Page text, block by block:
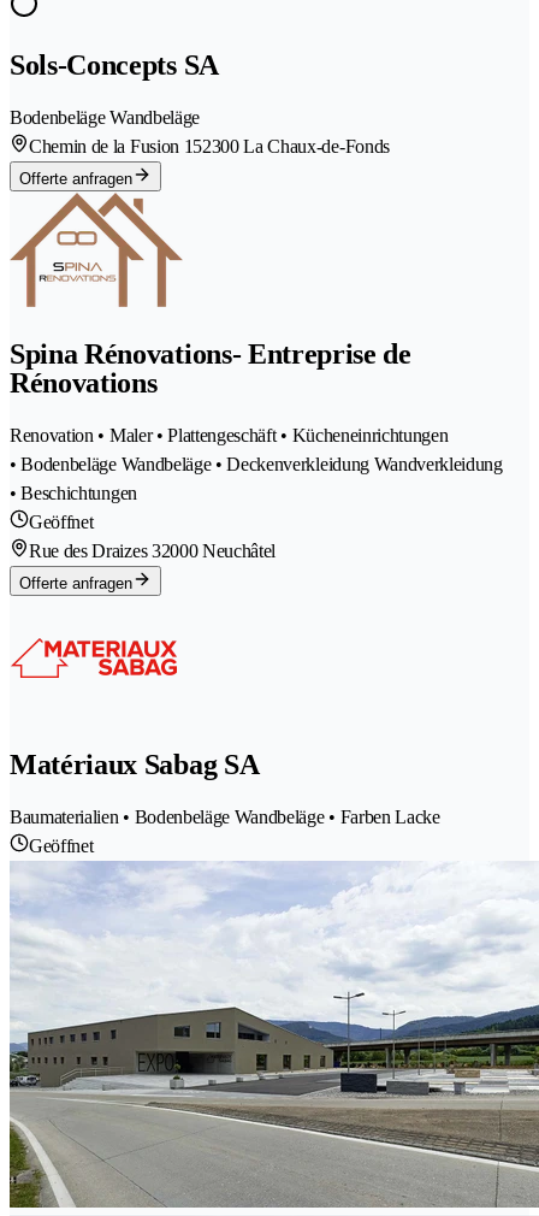
Sols-Concepts SA
Bodenbeläge Wandbeläge
Chemin de la Fusion 152300 La Chaux-de-Fonds
Offerte anfragen
Spina Rénovations- Entreprise de
Rénovations
Renovation • Maler • Plattengeschäft • Kücheneinrichtungen
• Bodenbeläge Wandbeläge • Deckenverkleidung Wandverkleidung
• Beschichtungen
Geöffnet
Rue des Draizes 32000 Neuchâtel
Offerte anfragen
Matériaux Sabag SA
Baumaterialien • Bodenbeläge Wandbeläge • Farben Lacke
Geöffnet